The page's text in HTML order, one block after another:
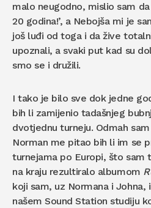
malo neugodno, mislio sam
20 godina!’, a Nebojša mi je
još luđi od toga i da žive
upoznali, a svaki put kad su
smo se i družili.
I tako je bilo sve dok jedne
bih li zamijenio tadašnjeg
dvotjednu turneju. Odmah
Norman me pitao bih li im se
turnejama po Europi, što sam
na kraju rezultiralo albumom
koji sam, uz Normana i
našem Sound Station studiju